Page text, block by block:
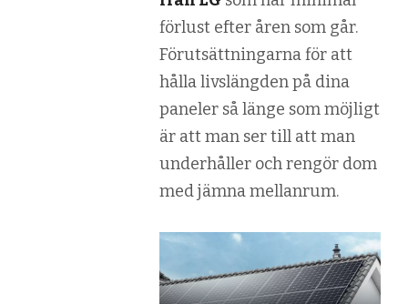
förlust efter åren som går.
Förutsättningarna för att
hålla livslängden på dina
paneler så länge som möjligt
är att man ser till att man
underhåller och rengör dom
med jämna mellanrum.